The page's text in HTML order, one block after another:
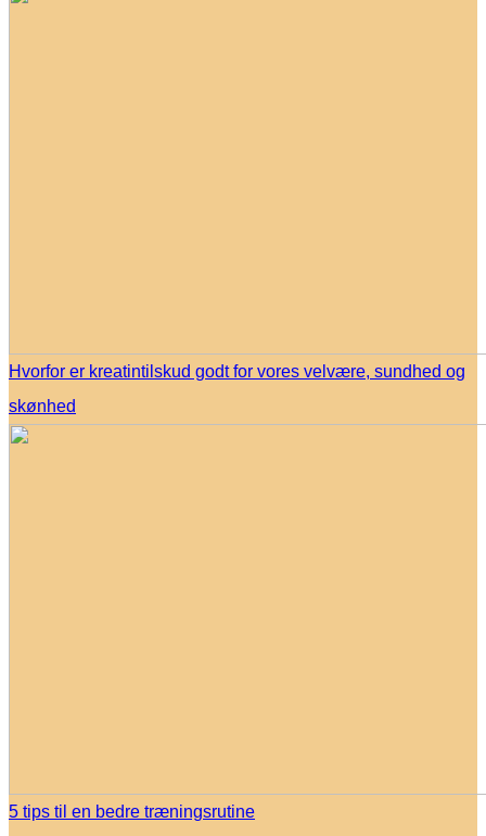
Hvorfor er kreatintilskud godt for vores velvære, sundhed og
skønhed
5 tips til en bedre træningsrutine